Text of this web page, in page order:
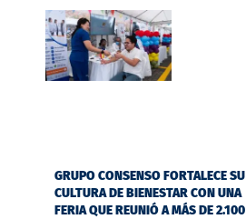
GRUPO CONSENSO FORTALECE SU
CULTURA DE BIENESTAR CON UNA
FERIA QUE REUNIÓ A MÁS DE 2.100